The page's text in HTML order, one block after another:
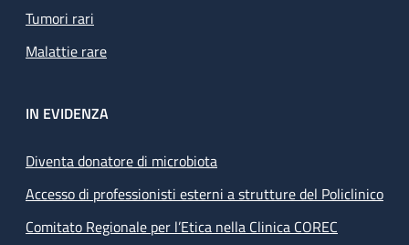
Tumori rari
Malattie rare
IN EVIDENZA
Diventa donatore di microbiota
Accesso di professionisti esterni a strutture del Policlinico
Comitato Regionale per l’Etica nella Clinica COREC